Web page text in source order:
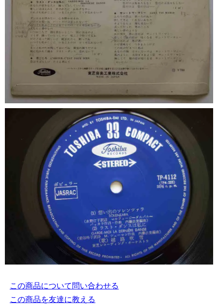
この商品について問い合わせる
この商品を友達に教える